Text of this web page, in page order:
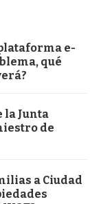
e-
qué
la Junta
de
a Ciudad